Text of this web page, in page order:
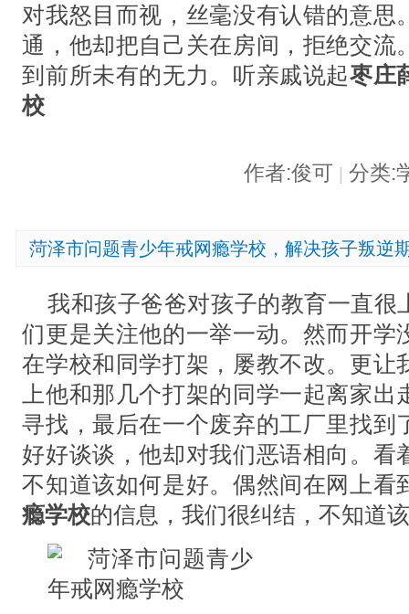
对我怒目而视，丝毫没有认错的意思
通，他却把自己关在房间，拒绝交流
到前所未有的无力。听亲戚说起枣庄
校
作者:俊可 | 分类:
菏泽市问题青少年戒网瘾学校，解决孩子叛逆
我和孩子爸爸对孩子的教育一直很
们更是关注他的一举一动。然而开学
在学校和同学打架，屡教不改。更让
上他和那几个打架的同学一起离家
寻找，最后在一个废弃的工厂里找到
好好谈谈，他却对我们恶语相向。看
不知道该如何是好。偶然间在网上看
瘾学校的信息，我们很纠结，不知道